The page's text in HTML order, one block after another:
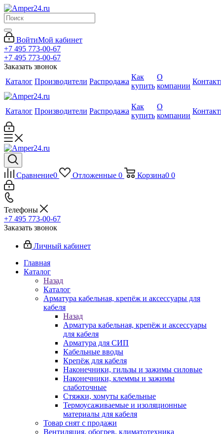
ВойтиМой кабинет
+7 495 773-00-67
+7 495 773-00-67
Заказать звонок
Каталог Производители Распродажа
Как
купить
О
компании
Каталог Производители Распродажа
Как
купить
О
компании
Сравнение0 Отложенные 0 Корзина0 0
Телефоны
+7 495 773-00-67
Заказать звонок
Личный кабинет
Главная
Каталог
Назад
Каталог
Арматура кабельная, крепёж и аксессуары для
кабеля
Назад
Арматура кабельная, крепёж и аксессуары
для кабеля
Арматура для СИП
Кабельные вводы
Крепёж для кабеля
Наконечники, гильзы и зажимы силовые
Наконечники, клеммы и зажимы
слаботочные
Стяжки, хомуты кабельные
Термоусаживаемые и изоляционные
материалы для кабеля
Товар снят с продажи
Вентиляция, обогрев, климатотехника